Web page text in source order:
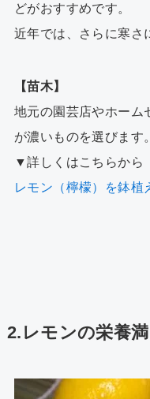
どがおすすめです。
近年では、さらに寒さ
【苗木】
地元の園芸店やホーム
が濃いものを選びます。
▼詳しくはこちらから
レモン（檸檬）を鉢植
2.レモンの栄養